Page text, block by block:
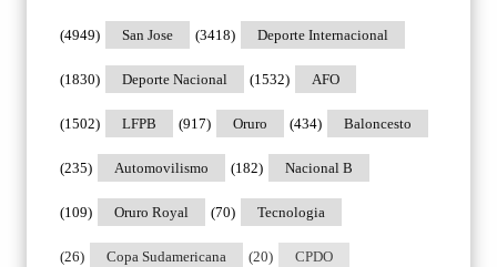
San Jose
(4949) Deporte Internacional
(3418)
Deporte Nacional
(1830) AFO
(1532)
LFPB
(1502) Oruro
(917) Baloncesto
(434)
Automovilismo
(235) Nacional B
(182)
Oruro Royal
(109) Tecnologia
(70)
Copa Sudamericana
(26) CPDO
(20)